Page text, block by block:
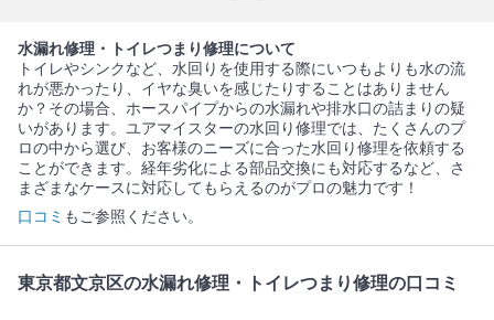
水漏れ修理・トイレつまり修理について
トイレやシンクなど、水回りを使用する際にいつもよりも水の流
れが悪かったり、イヤな臭いを感じたりすることはありません
か？その場合、ホースパイプからの水漏れや排水口の詰まりの疑
いがあります。ユアマイスターの水回り修理では、たくさんのプ
ロの中から選び、お客様のニーズに合った水回り修理を依頼する
ことができます。経年劣化による部品交換にも対応するなど、さ
まざまなケースに対応してもらえるのがプロの魅力です！
口コミ もご参照ください。
東京都文京区の水漏れ修理・トイレつまり修理の口コミ